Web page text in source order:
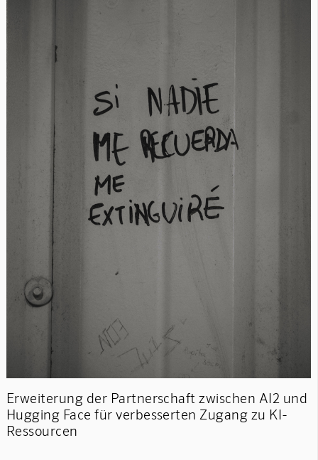
Erweiterung der Partnerschaft zwischen AI2 und
Hugging Face für verbesserten Zugang zu KI-
Ressourcen